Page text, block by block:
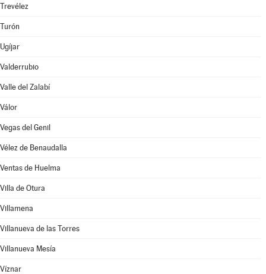
Trevélez
Turón
Ugíjar
Valderrubio
Valle del Zalabí
Válor
Vegas del Genil
Vélez de Benaudalla
Ventas de Huelma
Villa de Otura
Villamena
Villanueva de las Torres
Villanueva Mesía
Víznar